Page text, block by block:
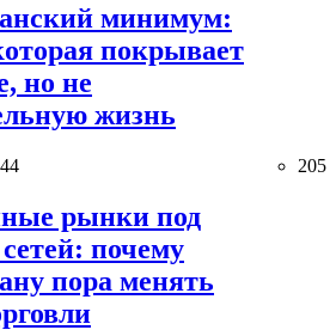
минимум:
покрывает
но не
жизнь
205
рынки под
почему
пора менять